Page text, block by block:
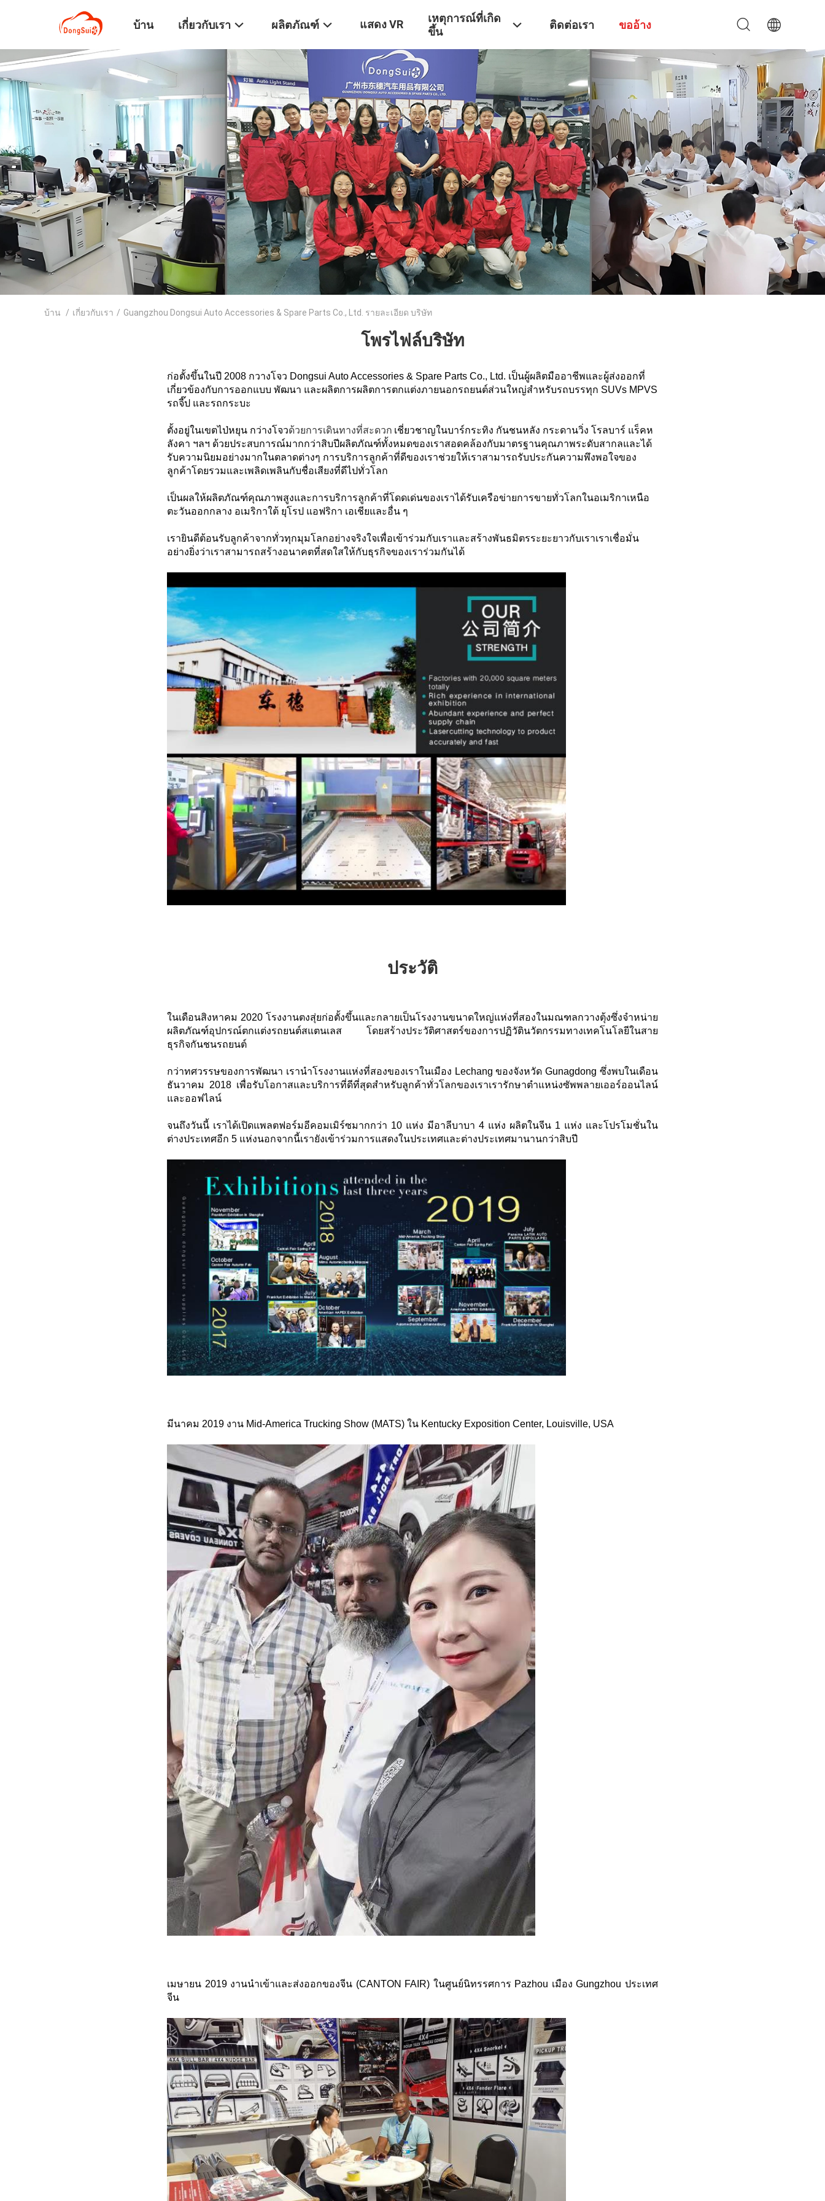
บ้าน เกี่ยวกับเรา ผลิตภัณฑ์ แสดง VR
เหตุการณ์ที่เกิด
ขึ้น
ติดต่อเรา ขออ้าง
บ้าน / เกี่ยวกับเรา / Guangzhou Dongsui Auto Accessories & Spare Parts Co., Ltd. รายละเอียด บริษัท
โพรไฟล์บริษัท
ก่อตั้งขึ้นในปี 2008 กวางโจว Dongsui Auto Accessories & Spare Parts Co., Ltd. เป็นผู้ผลิตมืออาชีพและผู้ส่งออกที่
เกี่ยวข้องกับการออกแบบ พัฒนา และผลิตการผลิตการตกแต่งภายนอกรถยนต์ส่วนใหญ่สำหรับรถบรรทุก SUVs MPVS
รถจี๊ป และรถกระบะ
ตั้งอยู่ในเขตไป่หยุน กว่างโจวด้วยการเดินทางที่สะดวก เชี่ยวชาญในบาร์กระทิง กันชนหลัง กระดานวิ่ง โรลบาร์ แร็คห
ลังคา ฯลฯ ด้วยประสบการณ์มากกว่าสิบปีผลิตภัณฑ์ทั้งหมดของเราสอดคล้องกับมาตรฐานคุณภาพระดับสากลและได้
รับความนิยมอย่างมากในตลาดต่างๆ การบริการลูกค้าที่ดีของเราช่วยให้เราสามารถรับประกันความพึงพอใจของ
ลูกค้าโดยรวมและเพลิดเพลินกับชื่อเสียงที่ดีไปทั่วโลก
เป็นผลให้ผลิตภัณฑ์คุณภาพสูงและการบริการลูกค้าที่โดดเด่นของเราได้รับเครือข่ายการขายทั่วโลกในอเมริกาเหนือ
ตะวันออกกลาง อเมริกาใต้ ยุโรป แอฟริกา เอเชียและอื่น ๆ
เรายินดีต้อนรับลูกค้าจากทั่วทุกมุมโลกอย่างจริงใจเพื่อเข้าร่วมกับเราและสร้างพันธมิตรระยะยาวกับเราเราเชื่อมั่น
อย่างยิ่งว่าเราสามารถสร้างอนาคตที่สดใสให้กับธุรกิจของเราร่วมกันได้
ประวัติ
ในเดือนสิงหาคม 2020 โรงงานตงสุ่ยก่อตั้งขึ้นและกลายเป็นโรงงานขนาดใหญ่แห่งที่สองในมณฑลกวางตุ้งซึ่งจำหน่าย
ผลิตภัณฑ์อุปกรณ์ตกแต่งรถยนต์สแตนเลส โดยสร้างประวัติศาสตร์ของการปฏิวัตินวัตกรรมทางเทคโนโลยีในสาย
ธุรกิจกันชนรถยนต์
กว่าทศวรรษของการพัฒนา เรานำโรงงานแห่งที่สองของเราในเมือง Lechang ของจังหวัด Gunagdong ซึ่งพบในเดือน
ธันวาคม 2018 เพื่อรับโอกาสและบริการที่ดีที่สุดสำหรับลูกค้าทั่วโลกของเราเรารักษาตำแหน่งซัพพลายเออร์ออนไลน์
และออฟไลน์
จนถึงวันนี้ เราได้เปิดแพลตฟอร์มอีคอมเมิร์ซมากกว่า 10 แห่ง มีอาลีบาบา 4 แห่ง ผลิตในจีน 1 แห่ง และโปรโมชั่นใน
ต่างประเทศอีก 5 แห่งนอกจากนี้เรายังเข้าร่วมการแสดงในประเทศและต่างประเทศมานานกว่าสิบปี
มีนาคม 2019 งาน Mid-America Trucking Show (MATS) ใน Kentucky Exposition Center, Louisville, USA
เมษายน 2019 งานนำเข้าและส่งออกของจีน (CANTON FAIR) ในศูนย์นิทรรศการ Pazhou เมือง Gungzhou ประเทศ
จีน